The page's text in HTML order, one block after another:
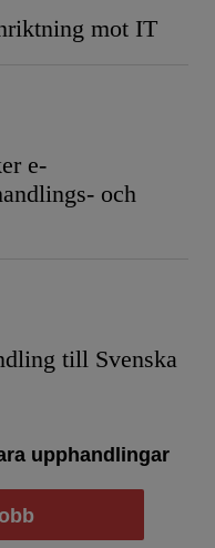
mot IT
e-
och
till Svenska
upphandlingar